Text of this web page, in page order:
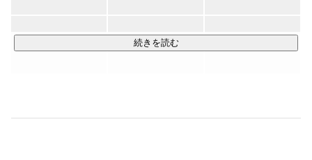
カリキュラムを学んだ後は、先輩エンジニアと共に実際に開
続きを読む